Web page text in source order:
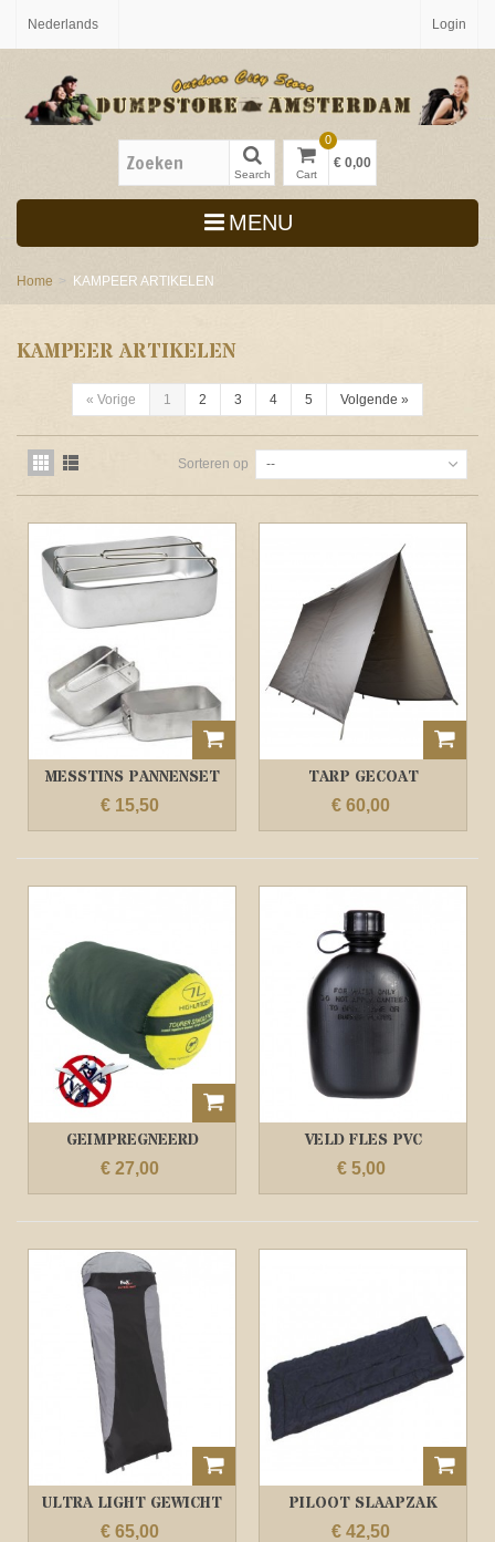
Nederlands Login
Search Cart
0
€ 0,00
MENU
Home > KAMPEER ARTIKELEN
KAMPEER ARTIKELEN
« Vorige 1 2 3 4 5 Volgende »
Sorteren op --
MESSTINS PANNENSET
€ 15,50
TARP GECOAT
POLYESTER 300X 300
CM
€ 60,00
GEIMPREGNEERD
MUGGENNET 1...
€ 27,00
VELD FLES PVC
€ 5,00
ULTRA LIGHT GEWICHT
SLAAPZAK
€ 65,00
PILOOT SLAAPZAK
DEKEN MODEL BLAUW
€ 42,50